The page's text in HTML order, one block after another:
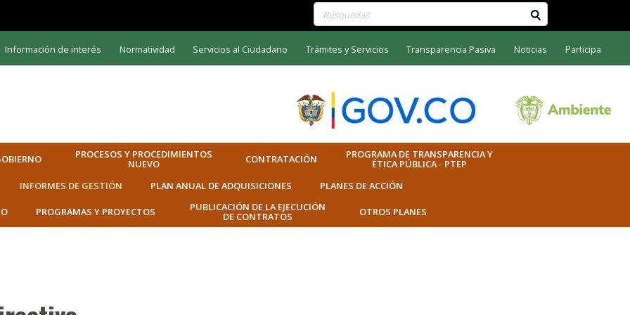
Buscar contenido en el sitio
Información de interés Normatividad Servicios al Ciudadano Trámites y Servicios Transparencia Pasiva Noticias Participa
PROCESOS Y PROCEDIMIENTOS
NUEVO CONTRATACIÓN PROGRAMA DE TRANSPARENCIA Y
ÉTICA PÚBLICA - PTEP
INFORMES DE GESTIÓN PLAN ANUAL DE ADQUISICIONES PLANES DE ACCIÓN
PROGRAMAS Y PROYECTOS PUBLICACIÓN DE LA EJECUCIÓN
DE CONTRATOS OTROS PLANES